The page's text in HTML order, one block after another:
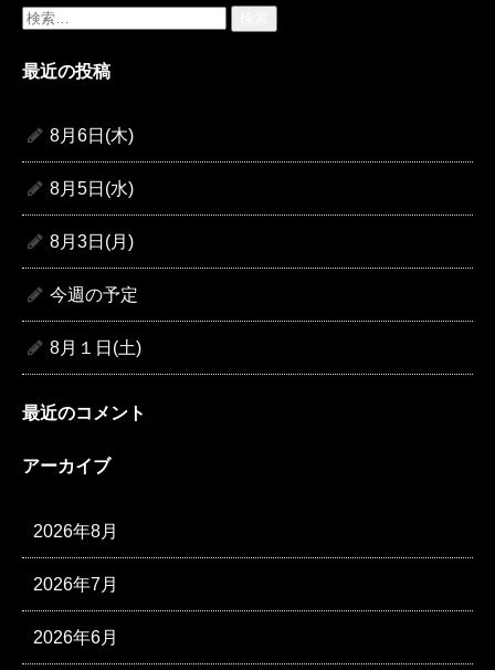
検
最近の投稿
8月6日(木)
8月5日(水)
8月3日(月)
今週の予定
8月１日(土)
最近のコメント
アーカイブ
2026年8月
2026年7月
2026年6月